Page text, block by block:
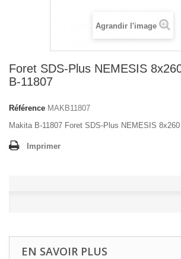
Agrandir l'image
Foret SDS-Plus NEMESIS
B-11807
Référence MAKB11807
Makita B-11807 Foret SDS-Plus NEMESIS
Imprimer
EN SAVOIR PLUS